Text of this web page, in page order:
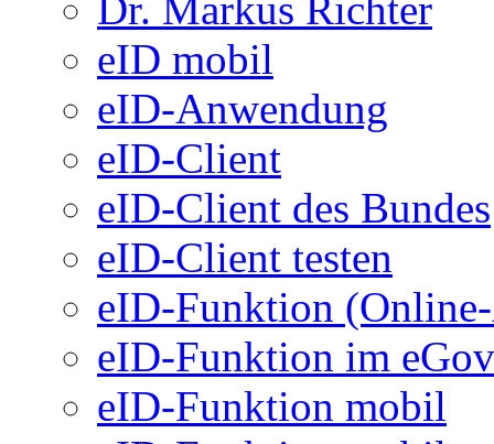
eID mobil
eID-Anwendung
eID-Client
eID-Client des Bundes
eID-Client testen
eID-Funktion
eID-Funktion im
eID-Funktion mobil